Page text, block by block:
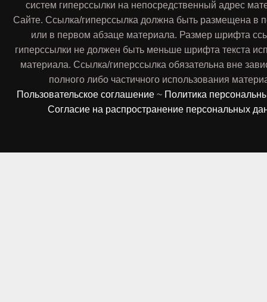
систем гиперссылки на непосредственный адрес
Сайте. Ссылка/гиперссылка должна быть размещена в
или в первом абзаце материала. Размер шрифта
гиперссылки не должен быть меньше шрифта текста
материала. Ссылка/гиперссылка обязательна вне
полного либо частичного использования
Пользовательское соглашение ~ Политика
Согласие на распространение персональных